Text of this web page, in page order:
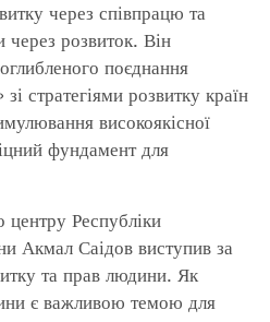
через співпрацю та
розвиток. Він
поєднання
стратегіями розвитку країн
високоякісної
фундамент для
центру Республіки
Акмал Саідов виступив за
та прав людини. Як
є важливою темою для